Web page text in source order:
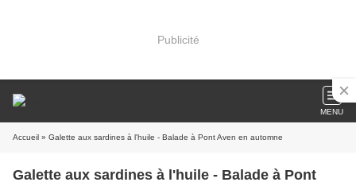
Publicité
MENU
Accueil » Galette aux sardines à l'huile - Balade à Pont Aven en automne
Galette aux sardines à l'huile - Balade à Pont